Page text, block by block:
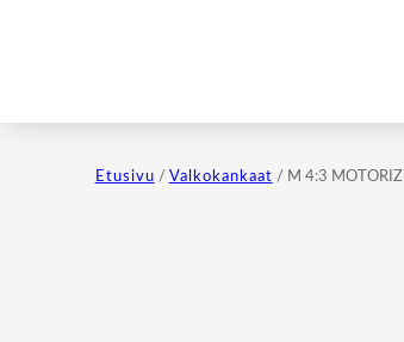
Etusivu / Valkokankaat / M 4:3